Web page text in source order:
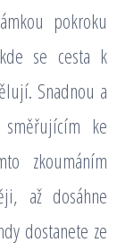
pokroku
se cesta k
Snadnou a
ke
zkoumáním
až dosáhne
dostanete ze